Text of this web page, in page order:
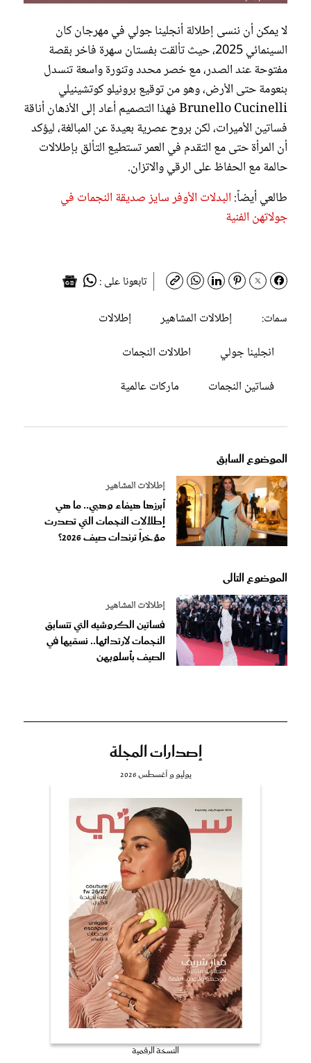
لا يمكن أن ننسى إطلالة أنجلينا جولي في مهرجان كان
السينمائي 2025، حيث تألقت بفستان سهرة فاخر بقصة
مفتوحة عند الصدر، مع خصر محدد وتنورة واسعة تنسدل
بنعومة حتى الأرض، وهو من توقيع برونيلو كوتشينيلي
Brunello Cucinelli فهذا التصميم أعاد إلى الأذهان أناقة
فساتين الأميرات، لكن بروح عصرية بعيدة عن المبالغة، ليؤكد
أن المرأة حتى مع التقدم في العمر تستطيع التألق بإطلالات
حالمة مع الحفاظ على الرقي والاتزان.
طالعي أيضاً: البدلات الأوفر سايز صديقة النجمات في
جولاتهن الفنية
تابعونا على :
سمات:
إطلالات المشاهير
إطلالات
انجلينا جولي
اطلالات النجمات
فساتين النجمات
ماركات عالمية
الموضوع السابق
إطلالات المشاهير
أبرزها هيفاء وهبي.. ما هي
إطلالات النجمات التي تصدرت
مؤخراً ترندات صيف 2026؟
الموضوع التالى
إطلالات المشاهير
فساتين الكروشيه التي تتسابق
النجمات لارتدائها.. نسقيها في
الصيف بأسلوبهن
إصدارات المجلة
يوليو و أغسطس 2026
النسخة الرقمية